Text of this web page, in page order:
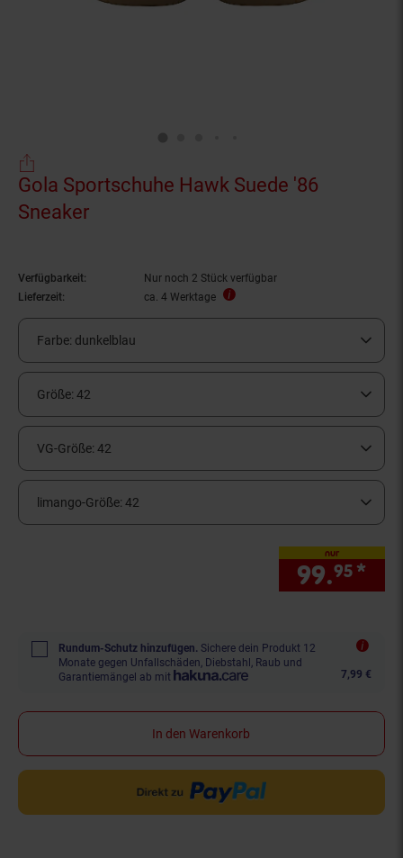
Gola Sportschuhe Hawk Suede '86
Sneaker
Verfügbarkeit:
Nur noch 2 Stück verfügbar
Lieferzeit:
ca. 4 Werktage
Farbe: dunkelblau
Größe: 42
VG-Größe: 42
limango-Größe: 42
nur
99.95 *
Rundum-Schutz hinzufügen. Sichere dein Produkt 12
Monate gegen Unfallschäden, Diebstahl, Raub und
Garantiemängel ab mit
7,99 €
In den Warenkorb